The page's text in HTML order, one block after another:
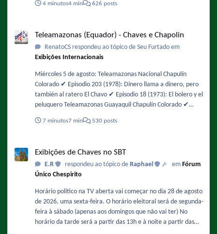
4 minutos4 min 626 posts
Teleamazonas (Equador) - Chaves e Chapolin
RenatoCS respondeu ao tópico de Seu Furtado em
Exibições Internacionais
Miércoles 5 de agosto: Teleamazonas Nacional Chapulín
Colorado ✔️ Episodio 203 (1978): Dinero llama a dinero, pero
también al ratero El Chavo ✔️ Episodio 18 (1973): El bolero y el
peluquero Teleamazonas Guayaquil Chapulín Colorado ✔️
mismo chapulines con agua, que aguas con los chapulines! El
7 minutos7 min 530 posts
Exibições de Chaves no SBT
E.R respondeu ao tópico de Raphael em Fórum
Único Chespirito
Horário político na TV aberta vai começar no dia 28 de agosto
de 2026, uma sexta-feira. O horário eleitoral será de segunda-
feira à sábado (apenas aos domingos que não vai ter) No
horário da tarde será a partir das 13h e à noite a partir das